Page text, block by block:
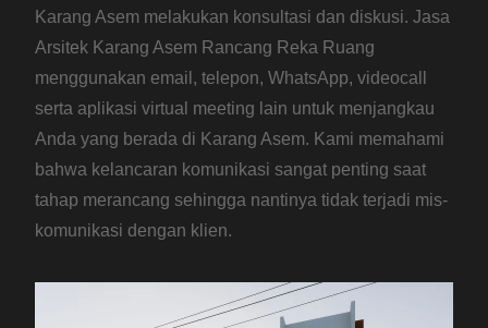
Karang Asem melakukan konsultasi dan diskusi. Jasa
Arsitek Karang Asem Rancang Reka Ruang
menggunakan email, telepon, WhatsApp, videocall
serta aplikasi virtual meeting lain untuk menjangkau
Anda yang berada di Karang Asem. Kami memahami
bahwa kelancaran komunikasi sangat penting saat
tahap merancang sehingga nantinya tidak terjadi mis-
komunikasi dengan klien.